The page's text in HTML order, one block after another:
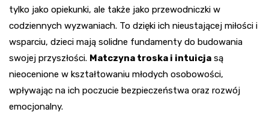
tylko jako opiekunki, ale także jako przewodniczki w
codziennych wyzwaniach. To dzięki ich nieustającej miłości i
wsparciu, dzieci mają solidne fundamenty do budowania
swojej przyszłości. Matczyna troska i intuicja są
nieocenione w kształtowaniu młodych osobowości,
wpływając na ich poczucie bezpieczeństwa oraz rozwój
emocjonalny.